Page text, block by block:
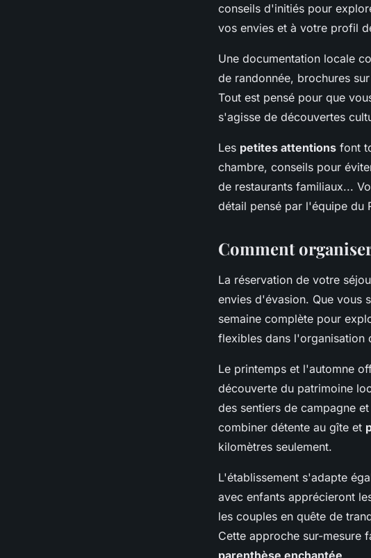
conseils d'initiés pour
vos envies et à votre profil
Une documentation locale
de randonnée, brochures
Tout est pensé pour que
s'agisse de découvertes
Les petites attentions font
chambre, conseils pour
de restaurants familiaux...
détail pensé par l'équipe du
Comment
La réservation de votre
envies d'évasion. Que vous
semaine complète pour
flexibles dans l'organisation
Le printemps et l'automne
découverte du patrimoine
des sentiers de campagne
combiner détente au gîte et
kilomètres seulement.
L'établissement s'adapte
avec enfants apprécieront
les couples en quête de
Cette approche sur-mesure
parenthèse enchantée